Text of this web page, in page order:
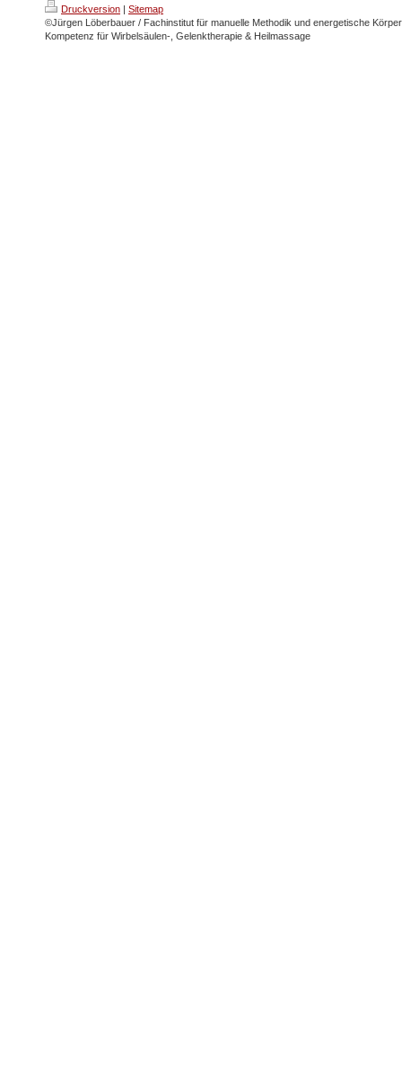
Druckversion | Sitemap
©Jürgen Löberbauer / Fachinstitut für manuelle Methodik und energetische
Kompetenz für Wirbelsäulen-, Gelenktherapie & Heilmassage